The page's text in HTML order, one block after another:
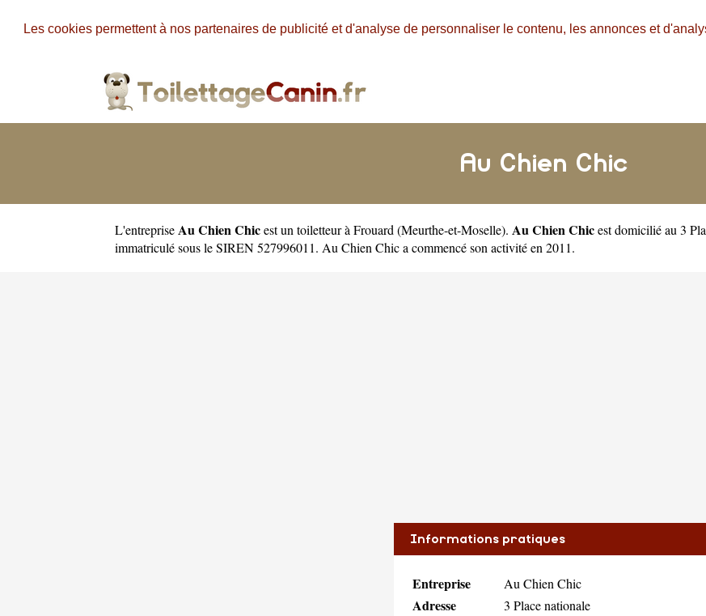
Les cookies permettent à nos partenaires de publicité et d'analyse de personnaliser le contenu, les annonces et
Au Chien Chic
L'entreprise Au Chien Chicest un toiletteur à Frouard (Meurthe-et-Moselle). Au Chien Chicest domicilié au 3
immatriculé sous le SIREN 527996011. Au Chien Chic a commencé son activité en 2011.
Informations pratiques
Entreprise Au Chien Chic
Adresse 3 Place nationale